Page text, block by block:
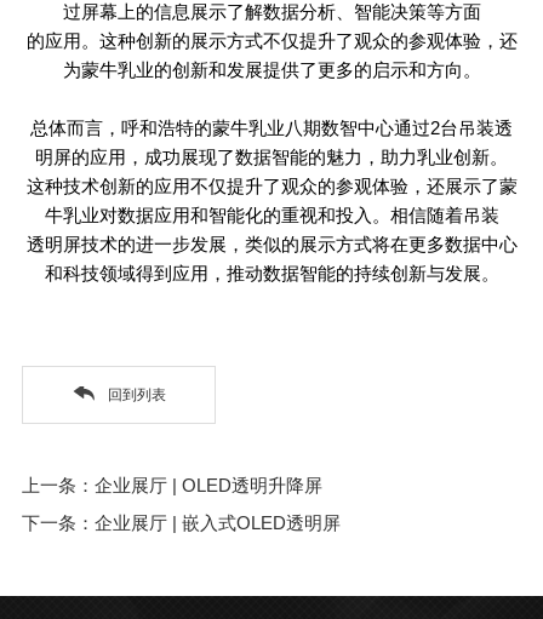
过屏幕上的信息展示了解数据分析、智能决策等方面
的应用。这种创新的展示方式不仅提升了观众的参观体验，还
为蒙牛乳业的创新和发展提供了更多的启示和方向。
总体而言，呼和浩特的蒙牛乳业八期数智中心通过2台吊装透
明屏的应用，成功展现了数据智能的魅力，助力乳业创新。
这种技术创新的应用不仅提升了观众的参观体验，还展示了蒙
牛乳业对数据应用和智能化的重视和投入。相信随着吊装
透明屏技术的进一步发展，类似的展示方式将在更多数据中心
和科技领域得到应用，推动数据智能的持续创新与发展。
回到列表
上一条：企业展厅 | OLED透明升降屏
下一条：企业展厅 | 嵌入式OLED透明屏